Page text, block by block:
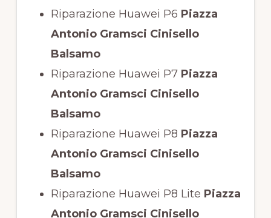
Riparazione Huawei P6 Piazza
Antonio Gramsci Cinisello
Balsamo
Riparazione Huawei P7Piazza
Antonio Gramsci Cinisello
Balsamo
Riparazione Huawei P8 Piazza
Antonio Gramsci Cinisello
Balsamo
Riparazione Huawei P8 Lite Piazza
Antonio Gramsci Cinisello